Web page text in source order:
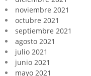
noviembre 2021
octubre 2021
septiembre 2021
agosto 2021
julio 2021
junio 2021
mayo 2021